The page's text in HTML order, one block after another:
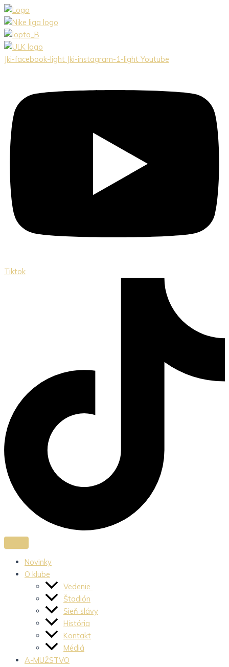
Preskočiť
na
obsah
Jki-facebook-light Jki-instagram-1-light Youtube
Tiktok
Novinky
O klube
Vedenie
Štadión
Sieň slávy
História
Kontakt
Médiá
A-MUŽSTVO